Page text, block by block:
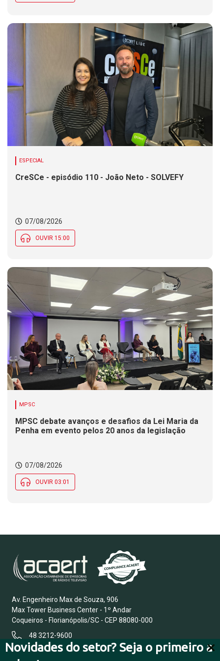
Novidades do setor? Seja o primeiro a
ESPECIAL
CreSCe - episódio 110 - João Neto - SOLVEFY
07/08/2026
OUVIR 15:00
MPSC
MPSC debate avanços e desafios da Lei Maria da
Penha em evento pelos 20 anos da legislação
07/08/2026
OUVIR 03:01
Av. Engenheiro Max de Souza, 906
Max Tower Business Center - 1º Andar
Coqueiros - Florianópolis/SC - CEP 88080-000
48 3212-9600